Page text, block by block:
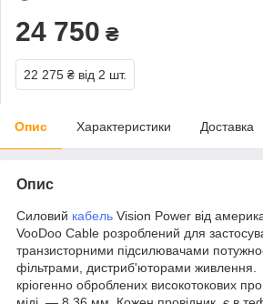
24 750 ₴
22 275 ₴ від 2 шт.
Опис Характеристики Доставка
Опис
Силовий кабель Vision Power від
VooDoo Cable розроблений для
транзисторними підсилювачами
фільтрами, дистриб'юторами
кріогенно оброблених високотокових